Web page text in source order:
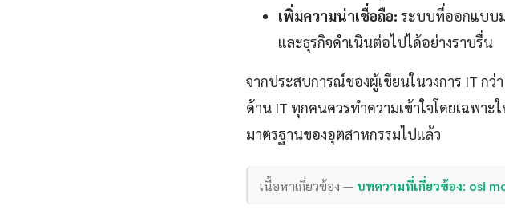
เพิ่มความน่าเชื่อถือ: ระบบที่ออกแบบ
และธุรกิจดำเนินต่อไปได้อย่างราบรื่น
จากประสบการณ์ของผู้เขียนในวงการ IT ก
ด้าน IT ทุกคนควรทำความเข้าใจโดยเฉพาะ
มาตรฐานของอุตสาหกรรมไปแล้ว
เนื้อหาเกี่ยวข้อง — บทความที่เกี่ยวข้อง: osi